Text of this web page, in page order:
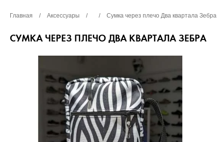
Главная / Аксессуары / / Сумка через плечо Два квартала Зебра
СУМКА ЧЕРЕЗ ПЛЕЧО ДВА КВАРТАЛА ЗЕБРА